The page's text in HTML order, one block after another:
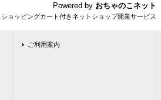
Powered by おちゃのこネット
ョッピングカート付きネットショップ開業サービス
ご利用案内